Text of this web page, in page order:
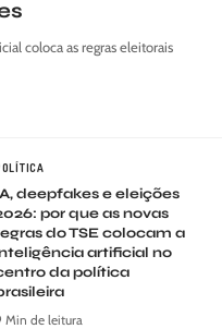
coloca as regras eleitorais
deepfakes e eleições
por que as novas
do TSE colocam a
artificial no
da política
Min de leitura